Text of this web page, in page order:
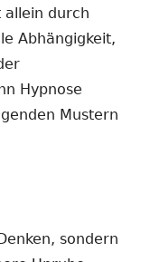
allein durch
Abhängigkeit,
Hypnose
Mustern
sondern